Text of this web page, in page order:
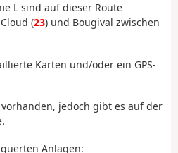
L sind auf dieser Route
(23) und Bougival zwischen
Karten und/oder ein GPS-
jedoch gibt es auf der
Anlagen: